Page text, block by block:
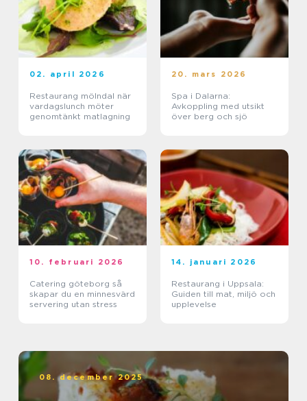
02. april 2026
Restaurang mölndal när
vardagslunch möter
genomtänkt matlagning
20. mars 2026
Spa i Dalarna:
Avkoppling med utsikt
över berg och sjö
10. februari 2026
Catering göteborg så
skapar du en minnesvärd
servering utan stress
14. januari 2026
Restaurang i Uppsala:
Guiden till mat, miljö och
upplevelse
08. december 2025